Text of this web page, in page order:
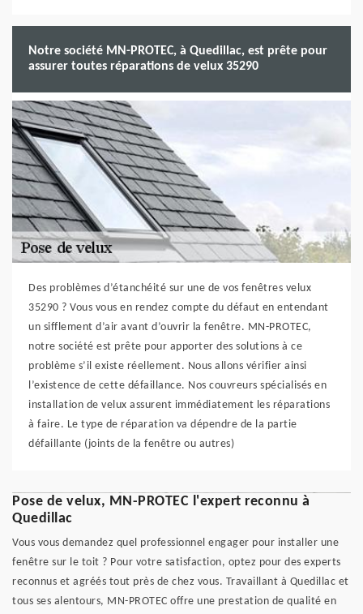
Notre société MN-PROTEC, à Quedillac, est prête pour
assurer toutes réparations de velux 35290
Des problèmes d’étanchéité sur une de vos fenêtres velux
35290 ? Vous vous en rendez compte du défaut en entendant
un sifflement d’air avant d’ouvrir la fenêtre. MN-PROTEC,
notre société est prête pour apporter des solutions à ce
problème s’il existe réellement. Nous allons vérifier ainsi
l’existence de cette défaillance. Nos couvreurs spécialisés en
installation de velux assurent immédiatement les réparations
à faire. Le type de réparation va dépendre de la partie
défaillante (joints de la fenêtre ou autres)
Pose de velux, MN-PROTEC l'expert reconnu à
Quedillac
Vous vous demandez quel professionnel engager pour installer une
fenêtre sur le toit ? Pour votre satisfaction, optez pour des experts
reconnus et agréés tout près de chez vous. Travaillant à Quedillac et
tous ses alentours, MN-PROTEC offre une prestation de qualité en